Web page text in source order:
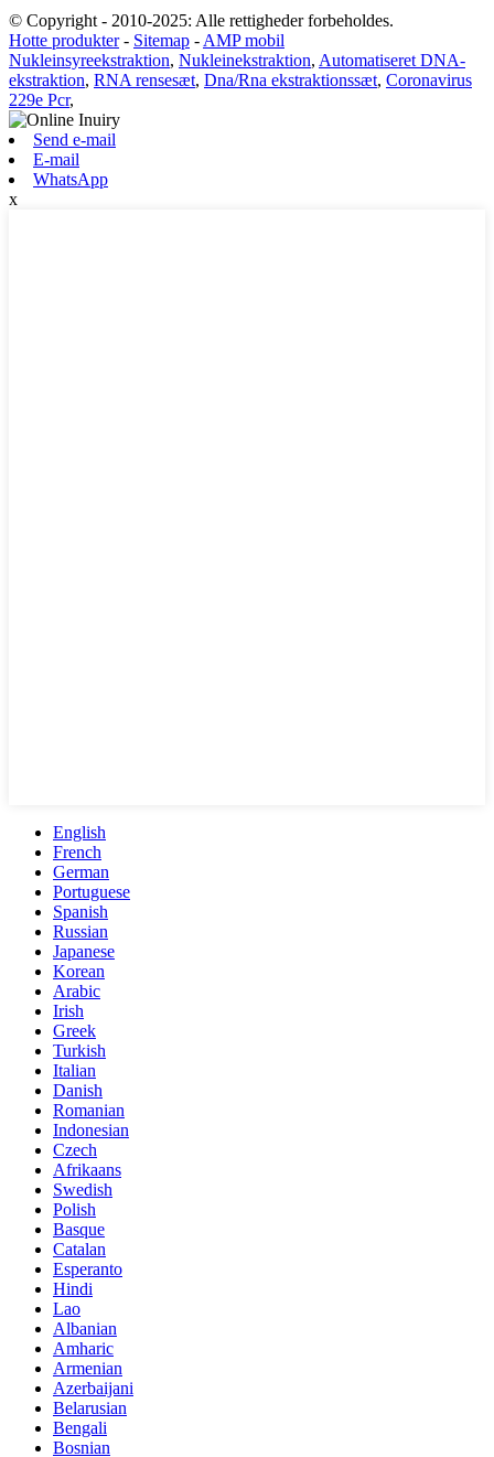
© Copyright - 2010-2025: Alle rettigheder forbeholdes.
Hotte produkter- Sitemap - AMP mobil
Nukleinsyreekstraktion, Nukleinekstraktion, Automatiseret DNA-
ekstraktion, RNA rensesæt, Dna/Rna ekstraktionssæt, Coronavirus
229e Pcr,
Send e-mail
E-mail
WhatsApp
x
English
French
German
Portuguese
Spanish
Russian
Japanese
Korean
Arabic
Irish
Greek
Turkish
Italian
Danish
Romanian
Indonesian
Czech
Afrikaans
Swedish
Polish
Basque
Catalan
Esperanto
Hindi
Lao
Albanian
Amharic
Armenian
Azerbaijani
Belarusian
Bengali
Bosnian